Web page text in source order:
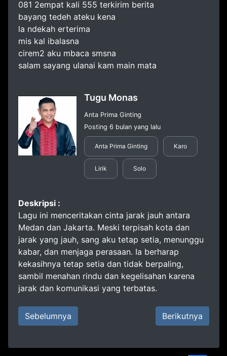
081 2empat kali 555 terkirim berita
bayang tedeh ateku kena
la ndekah erterima
mis kal ibalasna
cirem2 aku mbaca smsna
salam sayang ulanai kam main mata
Tugu Monas
Anta Prima Ginting
Posting 6 bulan yang lalu
Anta Prima Ginting Karo
Lirik Solo
Deskripsi :
Lagu ini menceritakan cinta jarak jauh antara
Medan dan Jakarta. Meski terpisah kota dan
jarak yang jauh, sang aku tetap setia, menunggu
kabar, dan menjaga perasaan. Ia berharap
kekasihnya tetap setia dan tidak berpaling,
sambil menahan rindu dan kegelisahan karena
jarak dan komunikasi yang terbatas.
Sebelumnya Berikutnya